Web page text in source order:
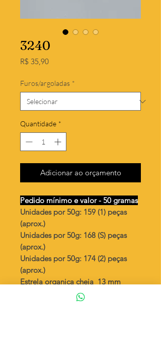
3240
R$ 35,90Preço
Furos/argoladas *
Quantidade *
Adicionar ao orçamento
Pedido mínimo e valor - 50 gramas
Unidades por 50g: 159 (1) peças
(aprox.)
Unidades por 50g: 168 (S) peças
(aprox.)
Unidades por 50g: 174 (2) peças
(aprox.)
Estrela organica cheia 13 mm
: R$ 718,00
Quantidade aproximada por quilo